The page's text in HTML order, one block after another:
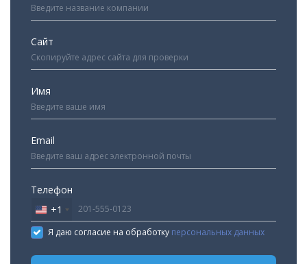
Сайт
Имя
Email
Телефон
United
States
+1
+1
Я даю согласие на обработку персональных данных